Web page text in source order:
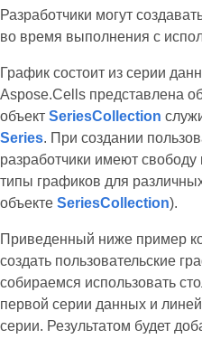
Разработчики могут
во время выполнения с
График состоит из серии
Aspose.Cells представлена
объект SeriesCollection
Series. При создании
разработчики имеют
типы графиков для
объекте SeriesCollection).
Приведенный ниже пример
создать пользовательские
собираемся использовать
первой серии данных и
серии. Результатом будет